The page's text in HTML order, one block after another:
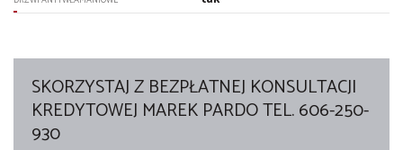
SKORZYSTAJ Z BEZPŁATNEJ KONSULTACJI
KREDYTOWEJ MAREK PARDO TEL. 606-250-
930